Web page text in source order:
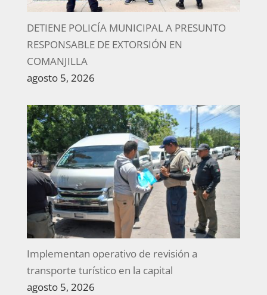
DETIENE POLICÍA MUNICIPAL A PRESUNTO
RESPONSABLE DE EXTORSIÓN EN
COMANJILLA
agosto 5, 2026
Implementan operativo de revisión a
transporte turístico en la capital
agosto 5, 2026